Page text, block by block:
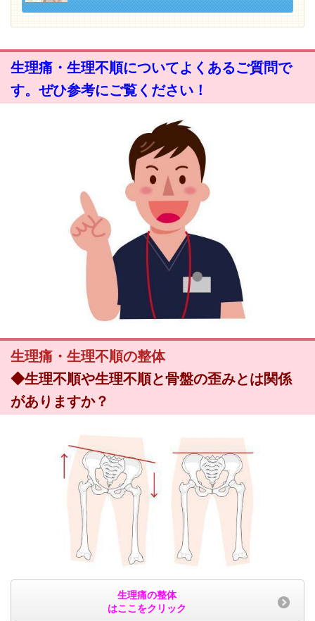
生理痛・生理不順についてよくあるご質問で
す。ぜひ参考にご覧ください！
生理痛・生理不順の整体
◆生理不順や生理不順と骨盤の歪みとは関係
がありますか？
生理痛の整体
はここをクリック